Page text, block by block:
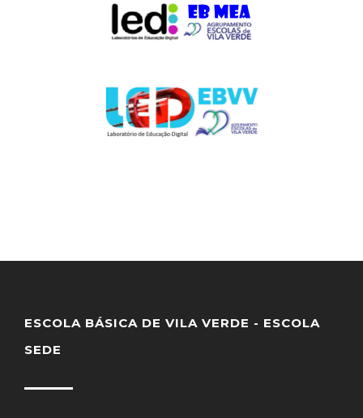
ESCOLA BÁSICA DE VILA VERDE - ESCOLA
SEDE